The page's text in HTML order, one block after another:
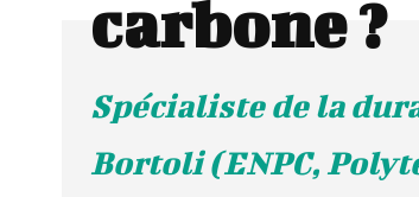
carbone ?
Spécialiste de la
Bortoli (ENPC,